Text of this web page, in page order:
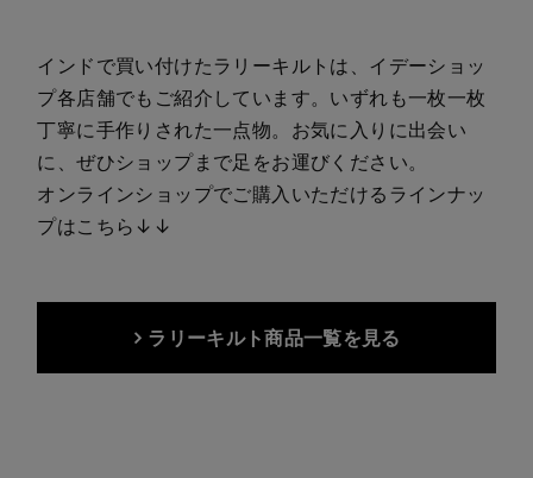
インドで買い付けたラリーキルトは、イデーショッ
プ各店舗でもご紹介しています。いずれも一枚一枚
丁寧に手作りされた一点物。お気に入りに出会い
に、ぜひショップまで足をお運びください。
オンラインショップでご購入いただけるラインナッ
プはこちら↓↓
ラリーキルト商品一覧を見る